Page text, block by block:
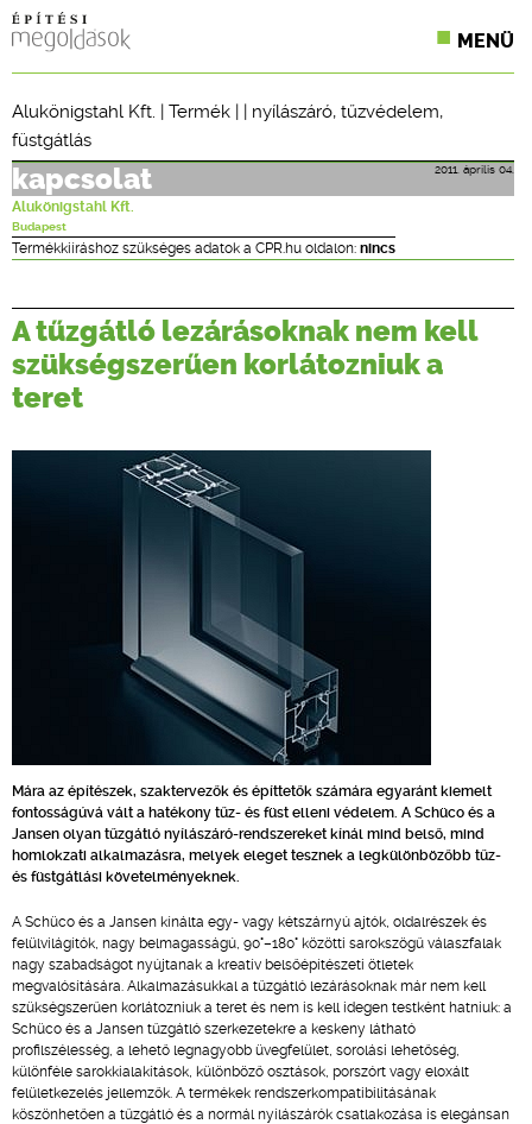
MENÜ
CPR TERMÉKKIÍRÁS
ÉPÍTÉSI JOG
ONLINE KÉPZÉSEK
TERVEZÉSI SEGÉDLETEK
Alukönigstahl Kft. | Termék | | nyílászáró, tűzvédelem,
füstgátlás
2011. április 04.
kapcsolat
Alukönigstahl Kft.
Budapest
Termékkiíráshoz szükséges adatok a CPR.hu oldalon: nincs
A tűzgátló lezárásoknak nem kell
szükségszerűen korlátozniuk a
teret
Mára az építészek, szaktervezők és építtetők számára egyaránt kiemelt
fontosságúvá vált a hatékony tűz- és füst elleni védelem. A Schüco és a
Jansen olyan tűzgátló nyílászáró-rendszereket kínál mind belső, mind
homlokzati alkalmazásra, melyek eleget tesznek a legkülönbözőbb tűz-
és füstgátlási követelményeknek.
A Schüco és a Jansen kínálta egy- vagy kétszárnyú ajtók, oldalrészek és
felülvilágítók, nagy belmagasságú, 90°–180° közötti sarokszögű válaszfalak
nagy szabadságot nyújtanak a kreatív belsőépítészeti ötletek
megvalósítására. Alkalmazásukkal a tűzgátló lezárásoknak már nem kell
szükségszerűen korlátozniuk a teret és nem is kell idegen testként hatniuk: a
Schüco és a Jansen tűzgátló szerkezetekre a keskeny látható
profilszélesség, a lehető legnagyobb üvegfelület, sorolási lehetőség,
különféle sarokkialakítások, különböző osztások, porszórt vagy eloxált
felületkezelés jellemzők. A termékek rendszerkompatibilitásának
köszönhetően a tűzgátló és a normál nyílászárók csatlakozása is elegánsan